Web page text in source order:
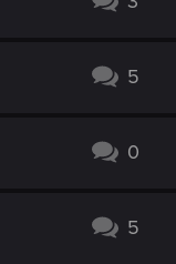
5
0
5